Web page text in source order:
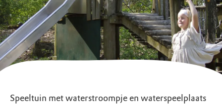
Speeltuin met waterstroompje en waterspeelplaats